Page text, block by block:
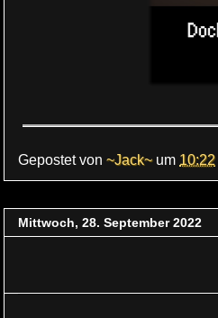
Gepostet von ~Jack~ um 10:22
Mittwoch, 28. September 2022